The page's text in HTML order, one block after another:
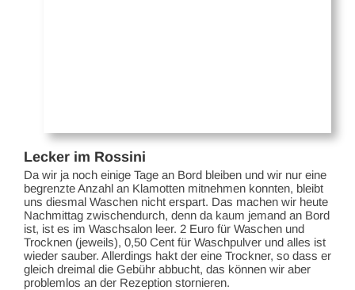
Lecker im Rossini
Da wir ja noch einige Tage an Bord bleiben und wir nur eine
begrenzte Anzahl an Klamotten mitnehmen konnten, bleibt
uns diesmal Waschen nicht erspart. Das machen wir heute
Nachmittag zwischendurch, denn da kaum jemand an Bord
ist, ist es im Waschsalon leer. 2 Euro für Waschen und
Trocknen (jeweils), 0,50 Cent für Waschpulver und alles ist
wieder sauber. Allerdings hakt der eine Trockner, so dass er
gleich dreimal die Gebühr abbucht, das können wir aber
problemlos an der Rezeption stornieren.